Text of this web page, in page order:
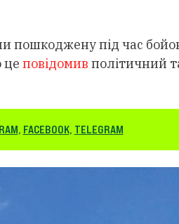
пошкоджену під час
це повідомив політичний
, FACEBOOK, TELEGRAM